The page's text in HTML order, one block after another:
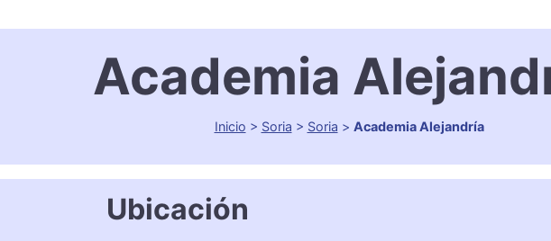
Academia
Inicio > Soria > Soria > Academia Alejandría
Ubicación